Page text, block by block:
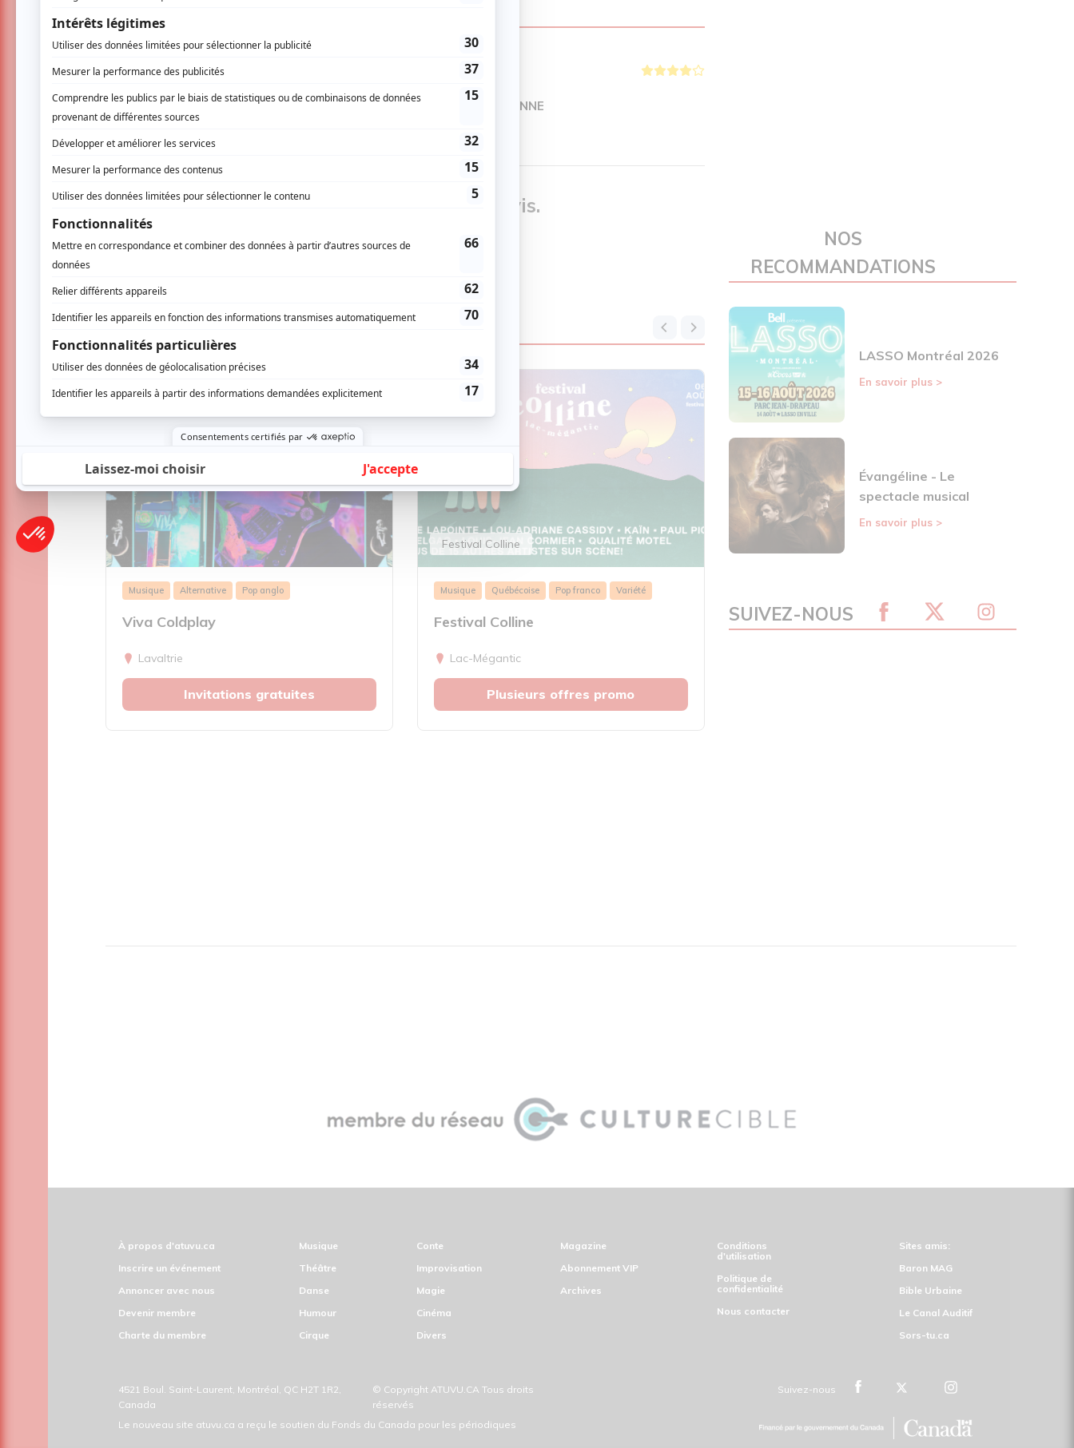
1 COMMENTAIRE DE MEMBRE
Alice C. - 2010-08-15 01:02:41
NANCY CHARPENTIER EXCELLENTE PERFORMATION.
CHANTE TRÈS BIEN. BEAU SITE ET BON SPECTACLE. BONNE
JOURNÉE
Vous devez être connecté pour donner un avis.
Connectez-vous ici.
TOUTES LES OFFRES
Musique Alternative Pop anglo
Viva Coldplay
Lavaltrie
Invitations gratuites
Festival Colline
Musique Québécoise Pop franco Variété
Festival Colline
Lac-Mégantic
Plusieurs offres promo
NOS
RECOMMANDATIONS
LASSO Montréal 2026
En savoir plus >
Évangéline - Le
spectacle musical
En savoir plus >
SUIVEZ-NOUS
À propos d'atuvu.ca
Inscrire un événement
Annoncer avec nous
Devenir membre
Charte du membre
Musique
Théâtre
Danse
Humour
Cirque
Conte
Improvisation
Magie
Cinéma
Divers
Magazine
Abonnement VIP
Archives
Conditions
d'utilisation
Politique de
confidentialité
Nous contacter
Sites amis:
Baron MAG
Bible Urbaine
Le Canal Auditif
Sors-tu.ca
4521 Boul. Saint-Laurent, Montréal, QC H2T 1R2,
Canada
© Copyright ATUVU.CA Tous droits
réservés
Suivez-nous
Le nouveau site atuvu.ca a reçu le soutien du Fonds du Canada pour les périodiques